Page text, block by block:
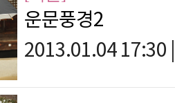
운문풍경2
2013.01.04 17:30